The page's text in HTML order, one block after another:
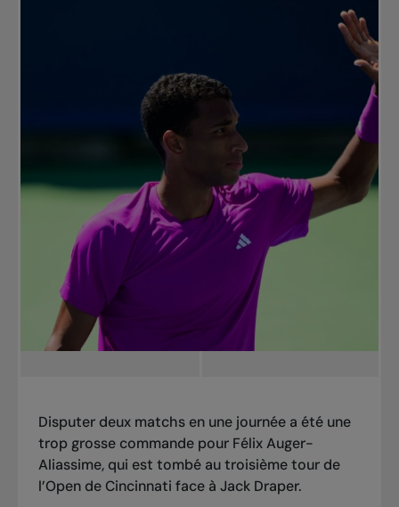
Disputer deux matchs en une journée a été une
trop grosse commande pour Félix Auger-
Aliassime, qui est tombé au troisième tour de
l’Open de Cincinnati face à Jack Draper.